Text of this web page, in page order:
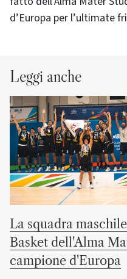
d’Europa per l’ultimate
Leggi anche
La squadra
Basket dell'Alma
campione d'Europa